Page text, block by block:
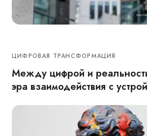
ЦИФРОВАЯ ТРАНСФОРМАЦИЯ
Между цифрой и
эра взаимодействия с